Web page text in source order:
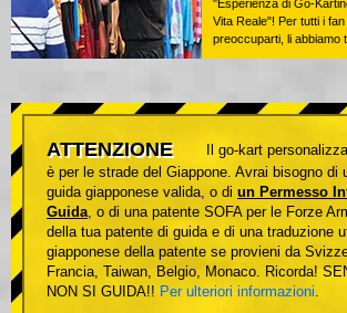
"Esperienza di Go-
Vita Reale"! Per tutti i
preoccuparti, li abbiamo
ATTENZIONE
Il go-kart
è per le strade del Giappone. Avrai bisogno di
guida giapponese valida, o di un Permesso
Guida, o di una patente SOFA per le Forze
della tua patente di guida e di una traduzione
giapponese della patente se provieni da
Francia, Taiwan, Belgio, Monaco. Ricorda!
NON SI GUIDA!! Per ulteriori informazioni.